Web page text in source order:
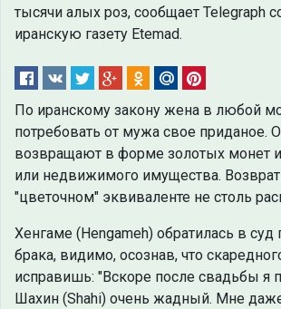
тысячи алых роз, сообщает Telegraph
иранскую газету Etemad.
По иранскому закону жена в любой
потребовать от мужа свое приданое.
возвращают в форме золотых монет
или недвижимого имущества.
"цветочном" эквиваленте не столь
Хенгаме (Hengameh) обратилась в суд
брака, видимо, осознав, что
исправишь: "Вскоре после свадьбы я
Шахин (Shahi) очень жадный. Мне